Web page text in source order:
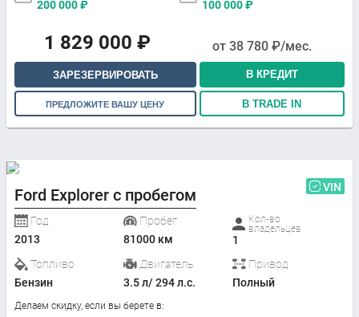
200 000₽
100 000₽
1 829 000 ₽ от 38 780 ₽/мес.
ЗАРЕЗЕРВИРОВАТЬ В КРЕДИТ
ПРЕДЛОЖИТЕ ВАШУ ЦЕНУ В TRADE IN
Ford Explorer с пробегом VIN
Год
2013
Пробег
81000 км
Кол-во
владельцев
1
Топливо
Бензин
Двигатель
3.5 л/ 294 л.с.
Привод
Полный
Делаем скидку, если вы берете в: